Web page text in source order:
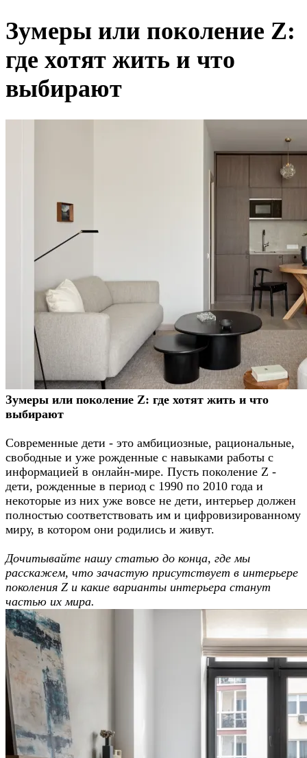
Зумеры или поколение Z:
где хотят жить и что
выбирают
Зумеры или поколение Z: где хотят жить и что
выбирают
Современные дети - это амбициозные, рациональные,
свободные и уже рожденные с навыками работы с
информацией в онлайн-мире. Пусть поколение Z -
дети, рожденные в период с 1990 по 2010 года и
некоторые из них уже вовсе не дети, интерьер должен
полностью соответствовать им и цифровизированному
миру, в котором они родились и живут.
Дочитывайте нашу статью до конца, где мы
расскажем, что зачастую присутствует в интерьере
поколения Z и какие варианты интерьера станут
частью их мира.